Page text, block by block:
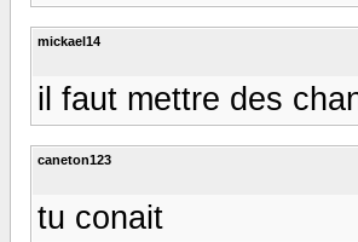
mickael14
il faut mettre des
caneton123
tu conait